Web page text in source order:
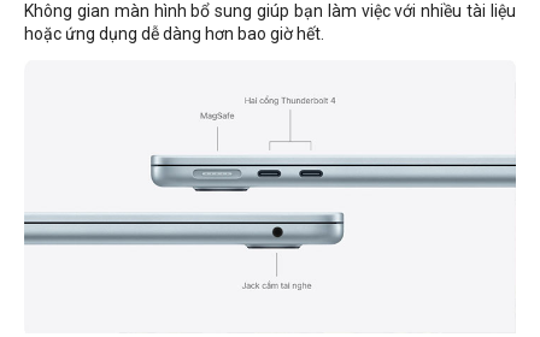
Không gian màn hình bổ sung giúp bạn làm việc với nhiều tài liệu
hoặc ứng dụng dễ dàng hơn bao giờ hết.